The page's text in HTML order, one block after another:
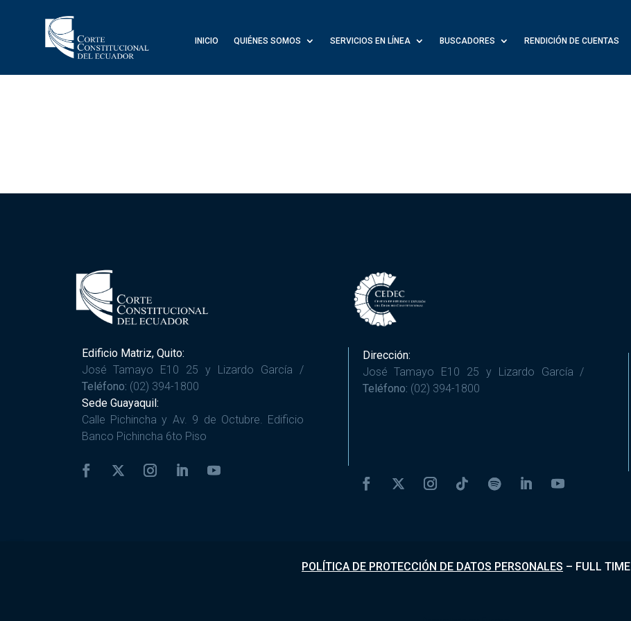
INICIO QUIÉNES SOMOS SERVICIOS EN LÍNEA BUSCADORES RENDICIÓN DE CUENTAS
Edificio Matriz, Quito:
José Tamayo E10 25 y Lizardo García /
Teléfono: (02) 394-1800
Sede Guayaquil:
Calle Pichincha y Av. 9 de Octubre. Edificio
Banco Pichincha 6to Piso
Dirección:
José Tamayo E10 25 y Lizardo García /
Teléfono: (02) 394-1800
POLÍTICA DE PROTECCIÓN DE DATOS PERSONALES – FULL TIME